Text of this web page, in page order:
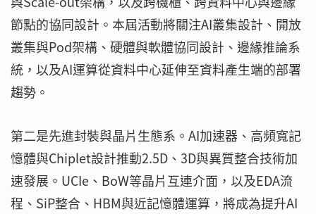
節點的協同設計。本屆活動將關注AI叢集設計、開放
叢集與Pod架構、硬體與軟體協同設計、邊緣推論系
統，以及AI運算從資料中心延伸至資料產生端的部署
趨勢。
第二是先進封裝與晶片生態系。AI加速器、高頻寬記
憶體與Chiplet設計推動2.5D、3D與異質整合技術加
速發展。UCIe、BoW等晶片互連介面，以及EDA流
程、SiP整合、HBM與近記憶體運算，將成為提升AI